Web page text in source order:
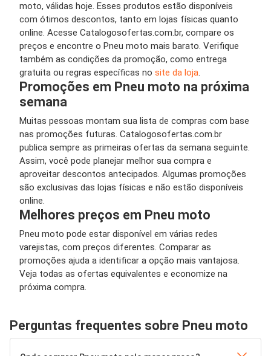
moto, válidas hoje. Esses produtos estão disponíveis
com ótimos descontos, tanto em lojas físicas quanto
online. Acesse Catalogosofertas.com.br, compare os
preços e encontre o Pneu moto mais barato. Verifique
também as condições da promoção, como entrega
gratuita ou regras específicas no site da loja.
Promoções em Pneu moto na próxima
semana
Muitas pessoas montam sua lista de compras com base
nas promoções futuras. Catalogosofertas.com.br
publica sempre as primeiras ofertas da semana seguinte.
Assim, você pode planejar melhor sua compra e
aproveitar descontos antecipados. Algumas promoções
são exclusivas das lojas físicas e não estão disponíveis
online.
Melhores preços em Pneu moto
Pneu moto pode estar disponível em várias redes
varejistas, com preços diferentes. Comparar as
promoções ajuda a identificar a opção mais vantajosa.
Veja todas as ofertas equivalentes e economize na
próxima compra.
Perguntas frequentes sobre Pneu moto